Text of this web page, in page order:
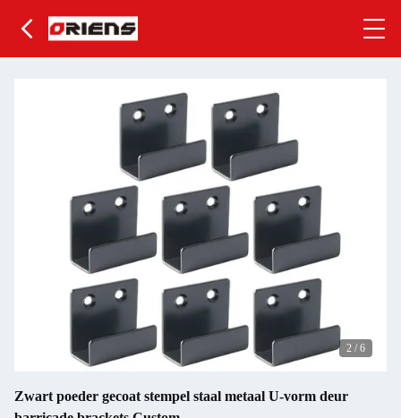
2 / 6
Zwart poeder gecoat stempel staal metaal U-vorm deur